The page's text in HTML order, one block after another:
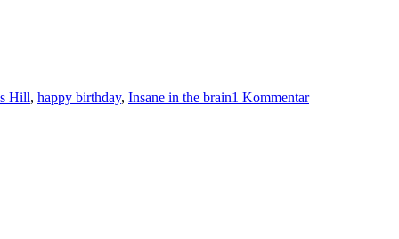
Hill, happy birthday, Insane in the brain1 Kommentarbirthday: